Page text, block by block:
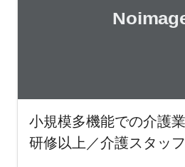
小規模多機能での介護
研修以上／介護スタッ